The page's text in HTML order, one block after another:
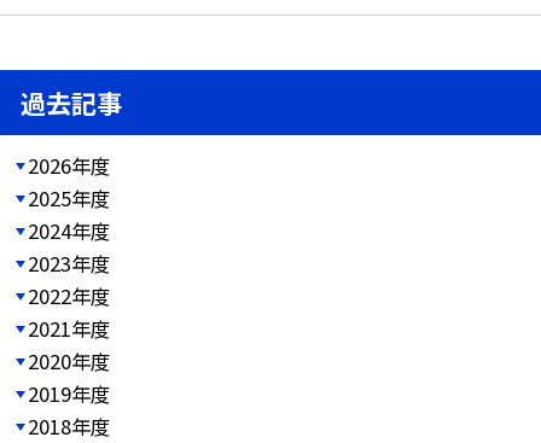
過去記事
2026年度
2025年度
2024年度
2023年度
2022年度
2021年度
2020年度
2019年度
2018年度